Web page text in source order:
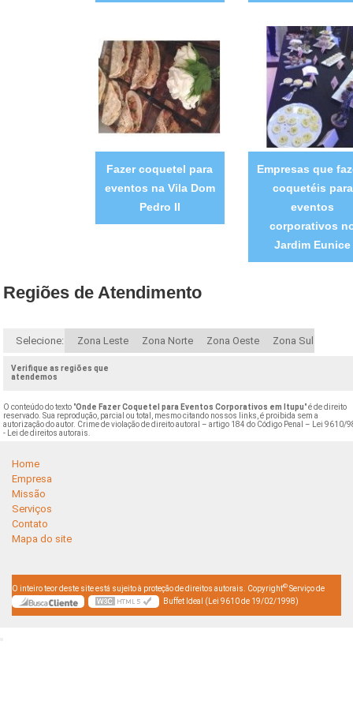
Fazer coquetel para
eventos na Vila Dom
Pedro II
Empresas que
coquetéis para
eventos
corporativos
Jardim Eunice
Regiões de Atendimento
Selecione: Zona Leste Zona Norte Zona Oeste Zona Sul
Verifique as regiões que
atendemos
O conteúdo do texto "Onde Fazer Coquetel para Eventos Corporativos em Itupu" é de direito
reservado. Sua reprodução, parcial ou total, mesmo citando nossos links, é proibida sem a
autorização do autor. Crime de violação de direito autoral – artigo 184 do Código Penal –
Lei 9610/
- Lei de direitos autorais
Home
Empresa
Missão
Serviços
Contato
Mapa do site
O inteiro teor deste site está sujeito à proteção de direitos autorais. Copyright© Serviço de
Buffet Ideal (Lei 9610 de 19/02/1998)